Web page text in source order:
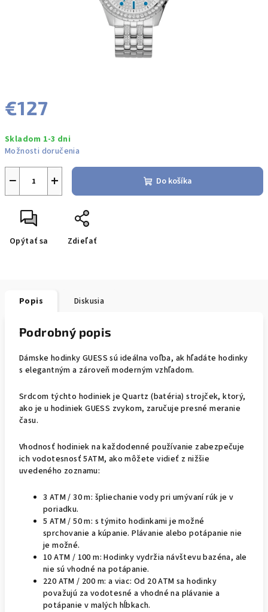
€127
cena:
Skladom 1-3 dni
Možnosti doručenia
+
− Do košíka
Opýtať sa Zdieľať
Popis Diskusia
Podrobný popis
Dámske hodinky GUESS sú ideálna voľba, ak hľadáte hodinky
s elegantným a zároveň moderným vzhľadom.
Srdcom týchto hodiniek je Quartz (batéria) strojček, ktorý,
ako je u hodiniek GUESS zvykom, zaručuje presné meranie
času.
Vhodnosť hodiniek na každodenné používanie zabezpečuje
ich vodotesnosť 5ATM, ako môžete vidieť z nižšie
uvedeného zoznamu:
3 ATM / 30 m: špliechanie vody pri umývaní rúk je v
poriadku.
5 ATM / 50 m: s týmito hodinkami je možné
sprchovanie a kúpanie. Plávanie alebo potápanie nie
je možné.
10 ATM / 100 m: Hodinky vydržia návštevu bazéna, ale
nie sú vhodné na potápanie.
220 ATM / 200 m: a viac: Od 20 ATM sa hodinky
považujú za vodotesné a vhodné na plávanie a
potápanie v malých hĺbkach.